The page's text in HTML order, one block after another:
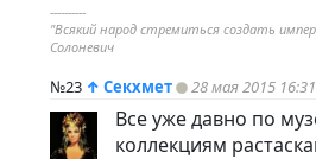
----------
"Всякий народ стремиться создать
Солоневич
№23 ↑ Секхмет 28 мая 2015 16:31
Все уже давно по
коллекциям